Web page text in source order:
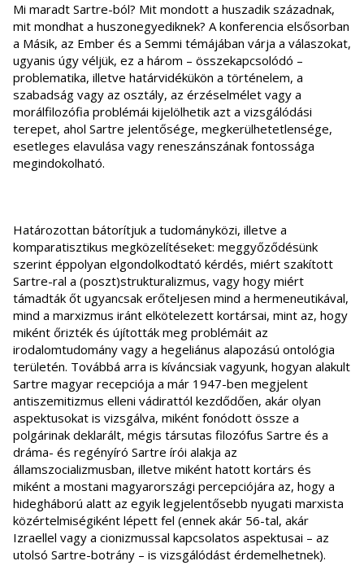
Mi maradt Sartre-ból? Mit mondott a huszadik századnak,
mit mondhat a huszonegyediknek? A konferencia elsősorban
a Másik, az Ember és a Semmi témájában várja a válaszokat,
ugyanis úgy véljük, ez a három – összekapcsolódó –
problematika, illetve határvidékükön a történelem, a
szabadság vagy az osztály, az érzéselmélet vagy a
morálfilozófia problémái kijelölhetik azt a vizsgálódási
terepet, ahol Sartre jelentősége, megkerülhetetlensége,
esetleges elavulása vagy reneszánszának fontossága
megindokolható.
Határozottan bátorítjuk a tudományközi, illetve a
komparatisztikus megközelítéseket: meggyőződésünk
szerint éppolyan elgondolkodtató kérdés, miért szakított
Sartre-ral a (poszt)strukturalizmus, vagy hogy miért
támadták őt ugyancsak erőteljesen mind a hermeneutikával,
mind a marxizmus iránt elkötelezett kortársai, mint az, hogy
miként őrizték és újították meg problémáit az
irodalomtudomány vagy a hegeliánus alapozású ontológia
területén. Továbbá arra is kíváncsiak vagyunk, hogyan alakult
Sartre magyar recepciója a már 1947-ben megjelent
antiszemitizmus elleni vádirattól kezdődően, akár olyan
aspektusokat is vizsgálva, miként fonódott össze a
polgárinak deklarált, mégis társutas filozófus Sartre és a
dráma- és regényíró Sartre írói alakja az
államszocializmusban, illetve miként hatott kortárs és
miként a mostani magyarországi percepciójára az, hogy a
hidegháború alatt az egyik legjelentősebb nyugati marxista
közértelmiségiként lépett fel (ennek akár 56-tal, akár
Izraellel vagy a cionizmussal kapcsolatos aspektusai – az
utolsó Sartre-botrány – is vizsgálódást érdemelhetnek).